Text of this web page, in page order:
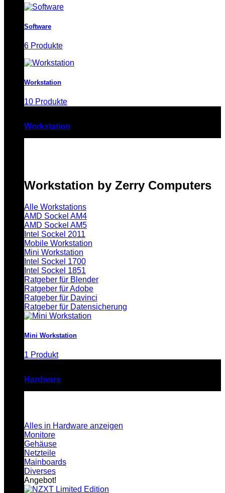
Software
6 Produkte
Workstation
10 Produkte
Workstation
Workstation by Zerry Computers
Alle Workstations
AMD Sockel AM4
AMD Sockel AM5
Intel Sockel 2011
Mobile Workstation
Mini Workstation
Intel Sockel 1700
Intel Sockel 1851
Ratgeber für Blender
Ratgeber für Adobe
Ratgeber für Davinci
Ratgeber für Datensicherung
Mini Workstation
1 Produkt
Hardware
Alles in Hardware anzeigen
Monitore
Gehäuse
Netzteile
Mainboards
Diverses
Angebot!